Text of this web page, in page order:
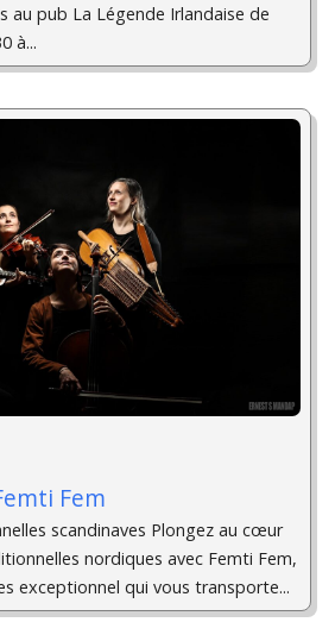
au pub La Légende Irlandaise de
à...
Fem
scandinaves Plongez au cœur
nordiques avec Femti Fem,
exceptionnel qui vous transporte...